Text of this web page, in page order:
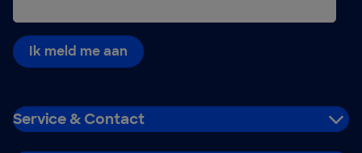
Ik meld me aan
Service & Contact